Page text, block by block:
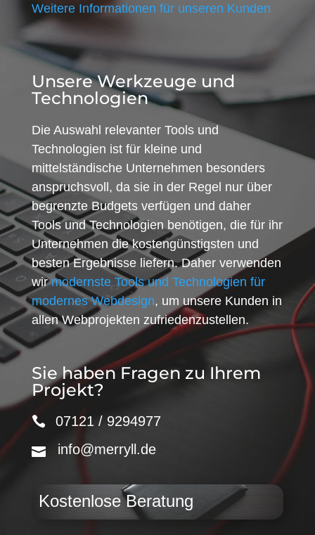
Weitere Informationen für unseren Kunden
Unsere Werkzeuge und
Technologien
Die Auswahl relevanter Tools und
Technologien ist für kleine und
mittelständische Unternehmen besonders
anspruchsvoll, da sie in der Regel nur über
begrenzte Budgets verfügen und daher
Tools und Technologien benötigen, die für ihr
Unternehmen die kostengünstigsten und
besten Ergebnisse liefern. Daher verwenden
wirmodernste Tools und Technologien für
modernes Webdesign, um unsere Kunden in
allen Webprojekten zufriedenzustellen.
Sie haben Fragen zu Ihrem
Projekt?
07121 / 9294977
info@merryll.de
Kostenlose Beratung